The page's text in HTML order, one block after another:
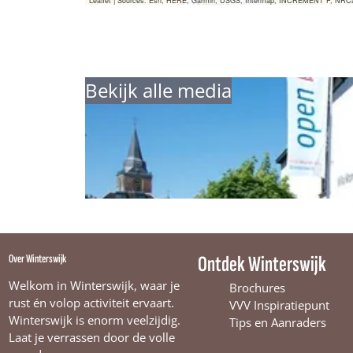
Bekijk alle media
Over Winterswijk
Welkom in Winterswijk, waar je
rust én volop activiteit ervaart.
Winterswijk is enorm veelzijdig.
Laat je verrassen door de volle
Ontdek Winterswijk
Brochures
VVV Inspiratiepunt
Tips en Aanraders